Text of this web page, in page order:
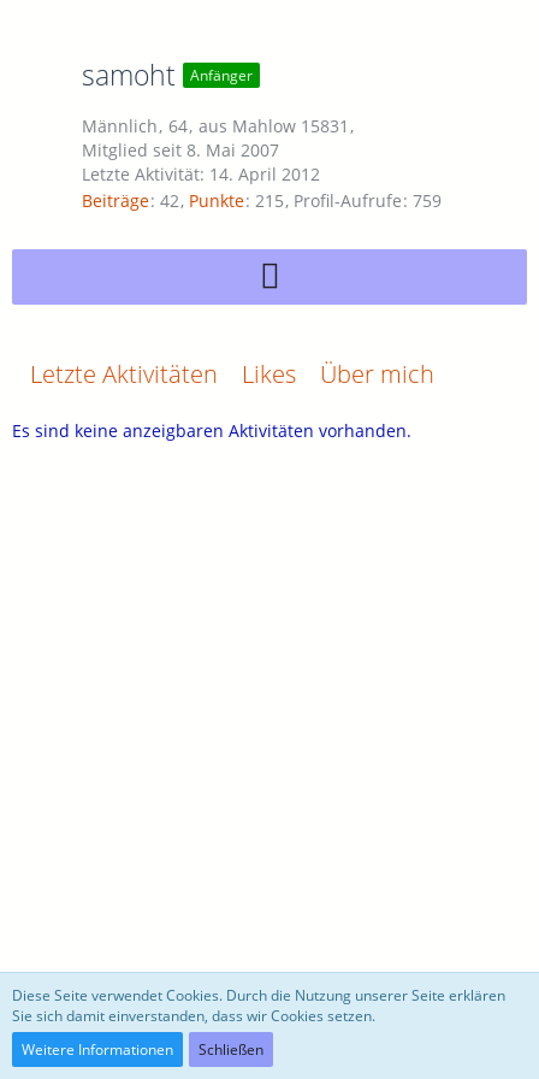
samoht Anfänger
Männlich 64 aus Mahlow 15831
Mitglied seit 8. Mai 2007
Letzte Aktivität: 14. April 2012
Beiträge 42 Punkte 215 Profil-Aufrufe 759
Letzte Aktivitäten Likes Über mich
Es sind keine anzeigbaren Aktivitäten vorhanden.
motoblog
Community-Software:
Diese Seite verwendet Cookies. Durch die Nutzung unserer Seite erklären
Sie sich damit einverstanden, dass wir Cookies setzen.
Weitere Informationen
Schließen